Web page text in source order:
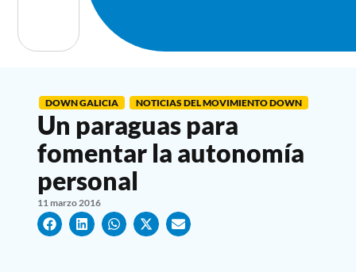
DOWN GALICIA NOTICIAS DEL MOVIMIENTO DOWN
Un paraguas para
fomentar la autonomía
personal
11 marzo 2016